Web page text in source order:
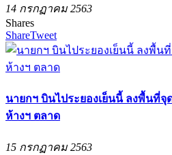
14 กรกฏาคม 2563
Shares
ShareTweet
นายกฯ บินไประยองเย็นนี้ ลงพื้นที่จุ
ห้างฯ ตลาด
15 กรกฏาคม 2563